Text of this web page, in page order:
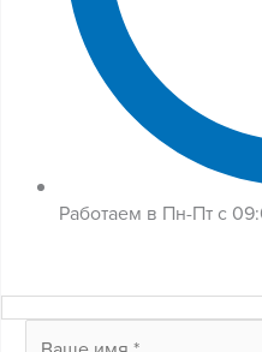
Работаем в Пн-Пт с